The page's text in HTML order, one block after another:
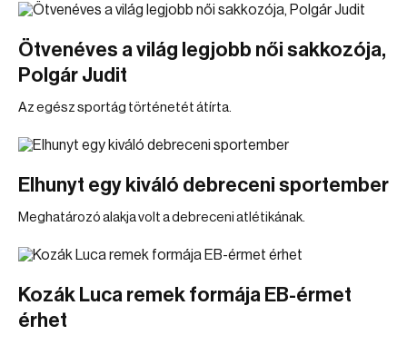
Ötvenéves a világ legjobb női sakkozója,
Polgár Judit
Az egész sportág történetét átírta.
Elhunyt egy kiváló debreceni sportember
Meghatározó alakja volt a debreceni atlétikának.
Kozák Luca remek formája EB-érmet
érhet